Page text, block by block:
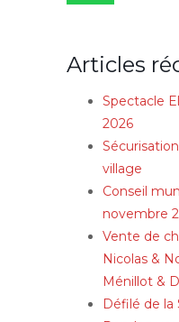
Articles
Spectacle
2026
village
Conseil
novembre
Vente de
Nicolas &
Ménillot &
Défilé de la